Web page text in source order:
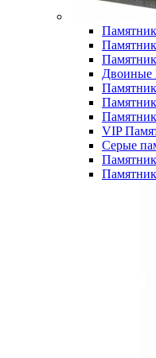
Двоиные
VIP
Серые